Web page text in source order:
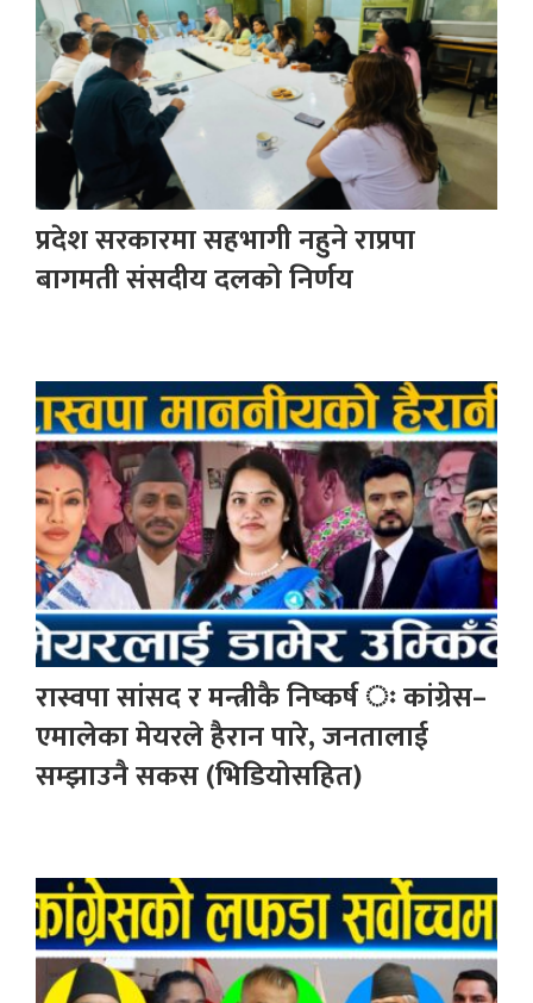
प्रदेश सरकारमा सहभागी नहुने राप्रपा
बागमती संसदीय दलको निर्णय
रास्वपा सांसद र मन्त्रीकै निष्कर्ष ः कांग्रेस–
एमालेका मेयरले हैरान पारे, जनतालाई
सम्झाउनै सकस (भिडियोसहित)